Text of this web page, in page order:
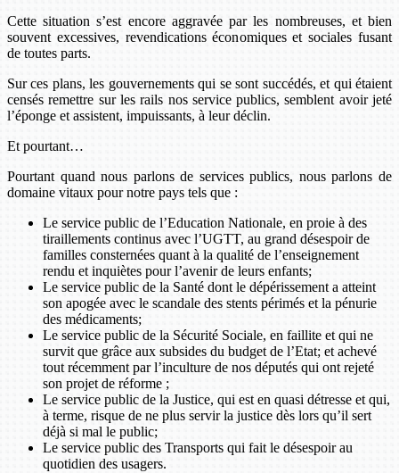
Cette situation s’est encore aggravée par les nombreuses, et bien
souvent excessives, revendications économiques et sociales fusant
de toutes parts.
Sur ces plans, les gouvernements qui se sont succédés, et qui étaient
censés remettre sur les rails nos service publics, semblent avoir jeté
l’éponge et assistent, impuissants, à leur déclin.
Et pourtant…
Pourtant quand nous parlons de services publics, nous parlons de
domaine vitaux pour notre pays tels que :
Le service public de l’Education Nationale, en proie à des
tiraillements continus avec l’UGTT, au grand désespoir de
familles consternées quant à la qualité de l’enseignement
rendu et inquiètes pour l’avenir de leurs enfants;
Le service public de la Santé dont le dépérissement a atteint
son apogée avec le scandale des stents périmés et la pénurie
des médicaments;
Le service public de la Sécurité Sociale, en faillite et qui ne
survit que grâce aux subsides du budget de l’Etat; et achevé
tout récemment par l’inculture de nos députés qui ont rejeté
son projet de réforme ;
Le service public de la Justice, qui est en quasi détresse et qui,
à terme, risque de ne plus servir la justice dès lors qu’il sert
déjà si mal le public;
Le service public des Transports qui fait le désespoir au
quotidien des usagers.